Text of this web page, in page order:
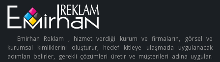
Emirhan Reklam , hizmet verdiği kurum ve firmaların, görsel ve
kurumsal kimliklerini oluşturur, hedef kitleye ulaşmada uygulanacak
adımları belirler, gerekli çözümleri üretir ve müşterileri adına uygular.